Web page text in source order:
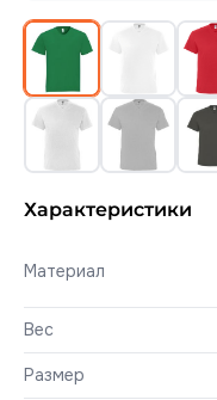
Характеристики
Материал
Вес
Размер